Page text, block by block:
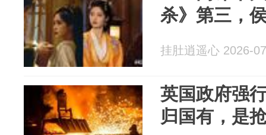
杀》第三，
挂肚逍遥心 2026-
英国政府强
归国有，是